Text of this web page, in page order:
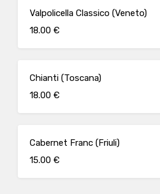
Valpolicella Classico (Veneto)
18.00 €
Chianti (Toscana)
18.00 €
Cabernet Franc (Friuli)
15.00 €